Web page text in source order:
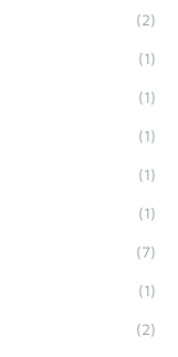
(2)
(1)
(1)
(1)
(1)
(1)
(7)
(1)
(2)